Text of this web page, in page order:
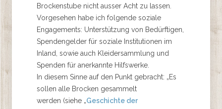
Brockenstube nicht ausser Acht zu lassen.
Vorgesehen habe ich folgende soziale
Engagements: Unterstützung von Bedürftigen,
Spendengelder für soziale Institutionen im
Inland, sowie auch Kleidersammlung und
Spenden für anerkannte Hilfswerke.
In diesem Sinne auf den Punkt gebracht: „Es
sollen alle Brocken gesammelt
werden (siehe „Geschichte der